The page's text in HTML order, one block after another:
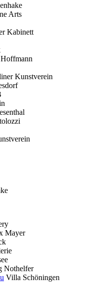
Arts
Kabinett
Kunstverein
Mayer
Nothelfer
Villa Schöningen